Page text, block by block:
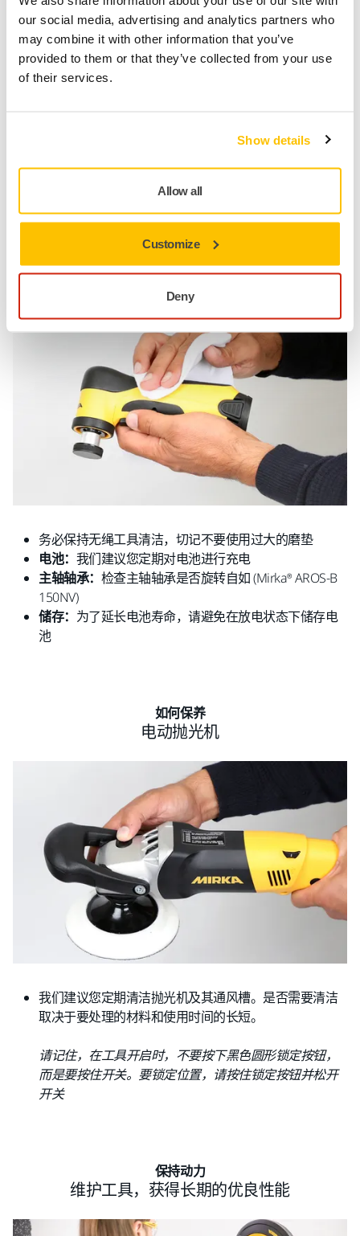
our social media, advertising and analytics partners who
may combine it with other information that you’ve
provided to them or that they’ve collected from your use
of their services.
Show details
Allow all
Customize
Deny
无绳工具
务必保持无绳工具清洁，切记不要使用过大的磨垫
电池： 我们建议您定期对电池进行充电
主轴轴承： 检查主轴轴承是否旋转自如 (Mirka® AROS-B
150NV)
储存： 为了延长电池寿命，请避免在放电状态下储存电
池
如何保养
电动抛光机
我们建议您定期清洁抛光机及其通风槽。是否需要清洁
取决于要处理的材料和使用时间的长短。
请记住，在工具开启时，不要按下黑色圆形锁定按钮，
而是要按住开关。 要锁定位置，请按住锁定按钮并松开
开关
保持动力
维护工具，获得长期的优良性能